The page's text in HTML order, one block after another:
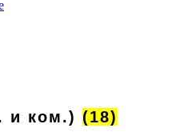
и ком.) (18)